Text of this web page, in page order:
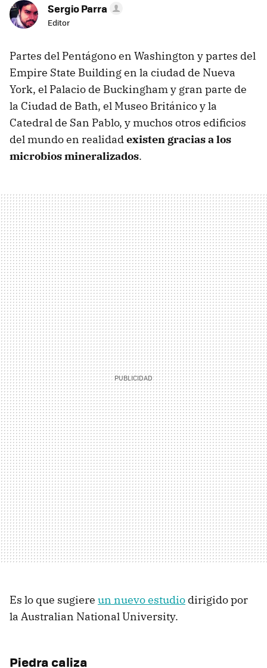
Sergio Parra
Editor
Partes del Pentágono en Washington y partes del
Empire State Building en la ciudad de Nueva
York, el Palacio de Buckingham y gran parte de
la Ciudad de Bath, el Museo Británico y la
Catedral de San Pablo, y muchos otros edificios
del mundo en realidadexisten gracias a los
microbios mineralizados.
Es lo que sugiere un nuevo estudio dirigido por
la Australian National University.
Piedra caliza